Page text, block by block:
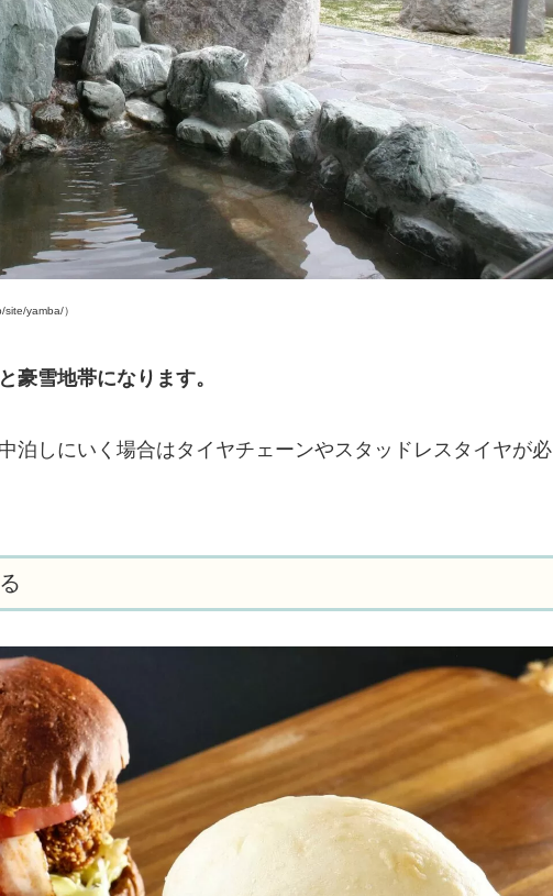
yamba/）
豪雪地帯になります。
泊しにいく場合はタイヤチェーンやスタッドレスタイヤが必